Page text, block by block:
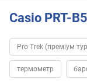
Casio PRT-
Pro Trek (преміум
термометр